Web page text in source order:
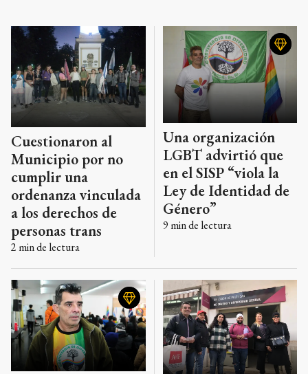
trans al Estado comunal por esa vía.
Cuestionaron al
Municipio por no
cumplir una
ordenanza vinculada
a los derechos de
personas trans
2 min de lectura
Una organización
LGBT advirtió que
en el SISP “viola la
Ley de Identidad de
Género”
9 min de lectura